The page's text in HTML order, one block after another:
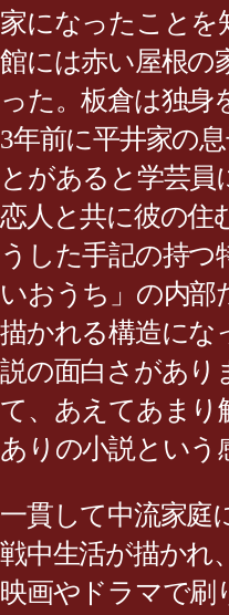
家になったことを
館には赤い屋根の
った。板倉は独身
3年前に平井家の
とがあると学芸員
恋人と共に彼の住
うした手記の持つ
いおうち」の内部
描かれる構造にな
説の面白さがあり
て、あえてあまり
ありの小説という
一貫して中流家庭
戦中生活が描かれ
映画やドラマで刷